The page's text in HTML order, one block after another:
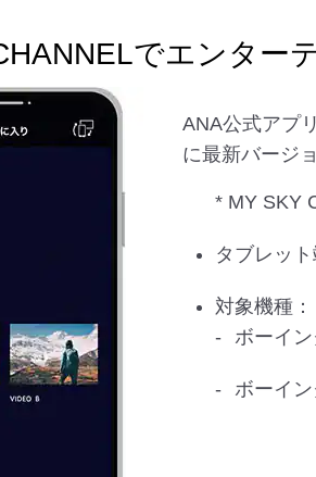
でエンター
ANA公式アプ
に最新バージ
* MY SKY
タブレッ
対象機種：
ボーイン
ボーイ